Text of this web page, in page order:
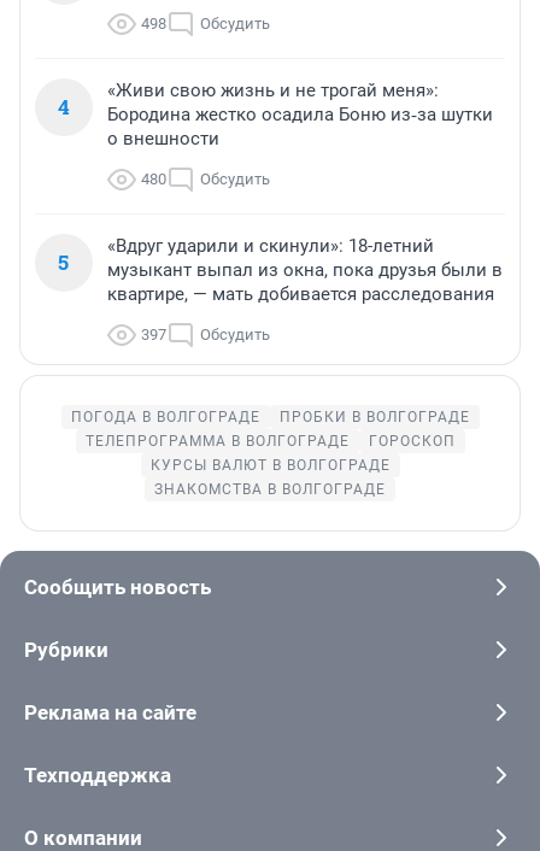
498 Обсудить
4
«Живи свою жизнь и не трогай меня»:
Бородина жестко осадила Боню из‑за шутки
о внешности
480 Обсудить
5
«Вдруг ударили и скинули»: 18-летний
музыкант выпал из окна, пока друзья были в
квартире, — мать добивается расследования
397 Обсудить
ПОГОДА В ВОЛГОГРАДЕ
ПРОБКИ В ВОЛГОГРАДЕ
ТЕЛЕПРОГРАММА В ВОЛГОГРАДЕ
ГОРОСКОП
КУРСЫ ВАЛЮТ В ВОЛГОГРАДЕ
ЗНАКОМСТВА В ВОЛГОГРАДЕ
Сообщить новость
Рубрики
Реклама на сайте
Техподдержка
О компании